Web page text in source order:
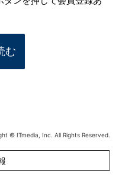
む
© ITmedia, Inc. All Rights Reserved.